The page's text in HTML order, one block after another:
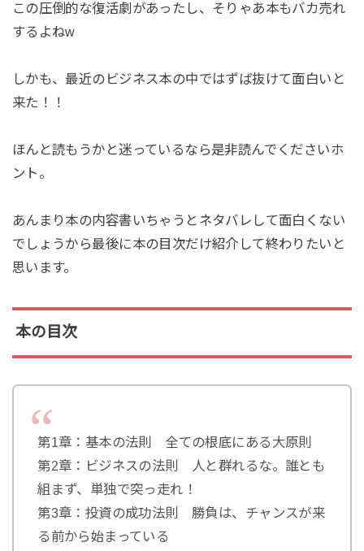
この圧倒的な復活劇があったし、そりゃあ本もバカ売れ
するよねw
しかも、最近のビジネス本の中ではずば抜けて面白いと
来た！！
ほんと読もうかと迷っているなら是非読んでくださいホ
ント。
あんまり本の内容書いちゃうとネタバレして面白くない
でしょうから最後に本の目次だけ紹介して終わりたいと
思います。
本の目次
第1章：基本の法則 全ての根底にある大原則
第2章：ビジネスの法則 人と群れるな。誰とも
組まず、単独で突っ走れ！
第3章：投資の成功法則 勝負は、チャンスが来
る前から始まっている